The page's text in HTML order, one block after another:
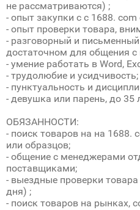
не рассматриваются) ;
- опыт закупки с с 1688. com
- опыт проверки товара,
- разговорный и
достаточном для общения
- умение работать в Word,
- трудолюбие и усидчивость;
- пунктуальность и
- девушка или парень, до 35
ОБЯЗАННОСТИ:
- поиск товаров на на 1688.
или образцов;
- общение с менеджерами
поставщиками;
- выездные проверки
дня) ;
- поиск товаров на рынках,